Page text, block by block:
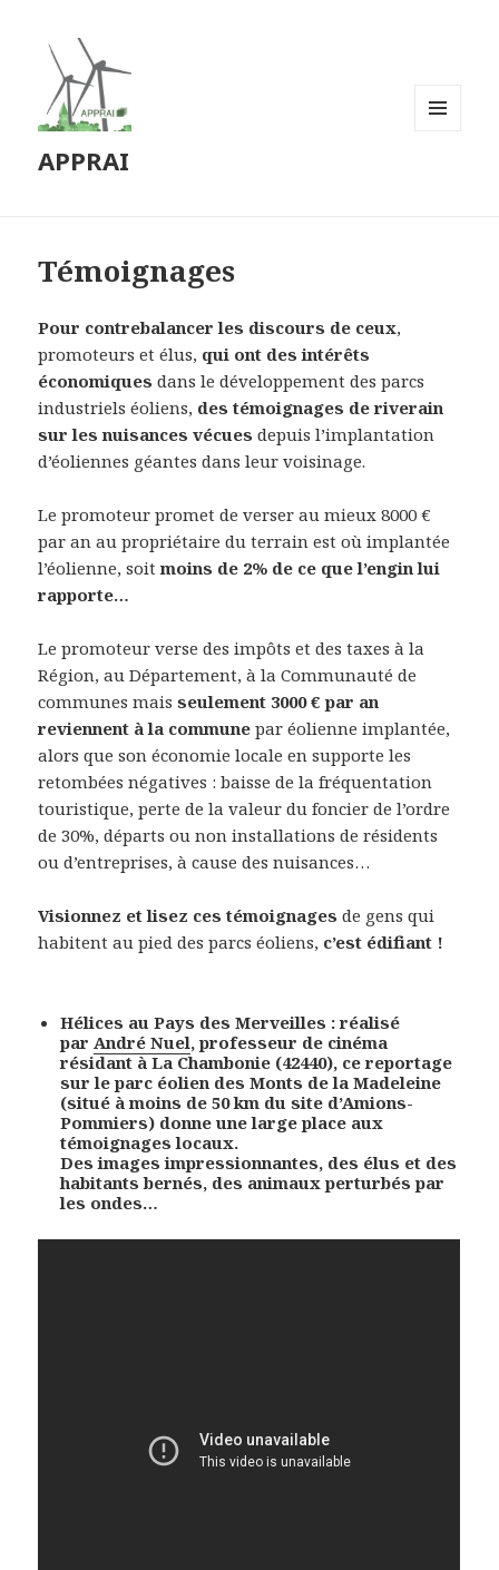
APPRAI
Témoignages
Pour contrebalancer les discours de ceux,
promoteurs et élus, qui ont des intérêts
économiquesdans le développement des parcs
industriels éoliens, des témoignages de riverain
sur les nuisances vécues depuis l’implantation
d’éoliennes géantes dans leur voisinage.
Le promoteur promet de verser au mieux 8000 €
par an au propriétaire du terrain est où implantée
l’éolienne, soitmoins de 2% de ce que l’engin lui
rapporte…
Le promoteur verse des impôts et des taxes à la
Région, au Département, à la Communauté de
communes maisseulement 3000 € par an
reviennent à la commune par éolienne implantée,
alors que son économie locale en supporte les
retombées négatives : baisse de la fréquentation
touristique, perte de la valeur du foncier de l’ordre
de 30%, départs ou non installations de résidents
ou d’entreprises, à cause des nuisances…
Visionnez et lisez ces témoignagesde gens qui
habitent au pied des parcs éoliens, c’est édifiant !
Hélices au Pays des Merveilles : réalisé
parAndré Nuel, professeur de cinéma
résidant à La Chambonie (42440), ce reportage
sur le parc éolien des Monts de la Madeleine
(situé à moins de 50 km du site d’Amions-
Pommiers) donne une large place aux
témoignages locaux.
Des images impressionnantes, des élus et des
habitants bernés, des animaux perturbés par
les ondes…